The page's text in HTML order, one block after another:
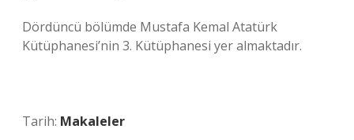
Dördüncü bölümde Mustafa Kemal Atatürk
Kütüphanesi’nin 3. Kütüphanesi yer almaktadır.
Tarih: Makaleler